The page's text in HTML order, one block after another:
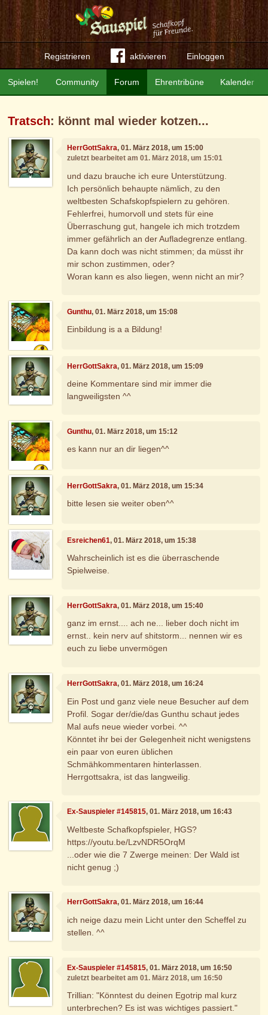
Registrieren aktivieren Einloggen
Community Forum Ehrentribüne Kalender
Spielen!
Tratsch: könnt mal wieder kotzen...
HerrGottSakra, 01. März 2018, um 15:00
zuletzt bearbeitet am 01. März 2018, um 15:01
und dazu brauche ich eure Unterstützung.
Ich persönlich behaupte nämlich, zu den
weltbesten Schafskopfspielern zu gehören.
Fehlerfrei, humorvoll und stets für eine
Überraschung gut, hangele ich mich trotzdem
immer gefährlich an der Aufladegrenze entlang.
Da kann doch was nicht stimmen; da müsst ihr
mir schon zustimmen, oder?
Woran kann es also liegen, wenn nicht an mir?
Gunthu, 01. März 2018, um 15:08
Einbildung is a a Bildung!
HerrGottSakra, 01. März 2018, um 15:09
deine Kommentare sind mir immer die
langweiligsten ^^
Gunthu, 01. März 2018, um 15:12
es kann nur an dir liegen^^
HerrGottSakra, 01. März 2018, um 15:34
bitte lesen sie weiter oben^^
Esreichen61, 01. März 2018, um 15:38
Wahrscheinlich ist es die überraschende
Spielweise.
HerrGottSakra, 01. März 2018, um 15:40
ganz im ernst.... ach ne... lieber doch nicht im
ernst.. kein nerv auf shitstorm... nennen wir es
euch zu liebe unvermögen
HerrGottSakra, 01. März 2018, um 16:24
Ein Post und ganz viele neue Besucher auf dem
Profil. Sogar der/die/das Gunthu schaut jedes
Mal aufs neue wieder vorbei. ^^
Könntet ihr bei der Gelegenheit nicht wenigstens
ein paar von euren üblichen
Schmähkommentaren hinterlassen.
Herrgottsakra, ist das langweilig.
Ex-Sauspieler #145815, 01. März 2018, um 16:43
Weltbeste Schafkopfspieler, HGS?
https://youtu.be/LzvNDR5OrqM
...oder wie die 7 Zwerge meinen: Der Wald ist
nicht genug ;)
HerrGottSakra, 01. März 2018, um 16:44
ich neige dazu mein Licht unter den Scheffel zu
stellen. ^^
Ex-Sauspieler #145815, 01. März 2018, um 16:50
zuletzt bearbeitet am 01. März 2018, um 16:50
Trillian: "Könntest du deinen Egotrip mal kurz
unterbrechen? Es ist was wichtiges passiert."